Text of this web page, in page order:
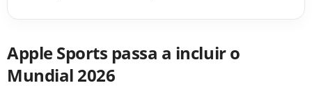
Apple Sports passa a incluir o
Mundial 2026